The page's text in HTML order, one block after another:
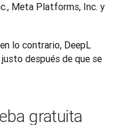
Meta Platforms, Inc. y
lo contrario, DeepL
después de que se
gratuita